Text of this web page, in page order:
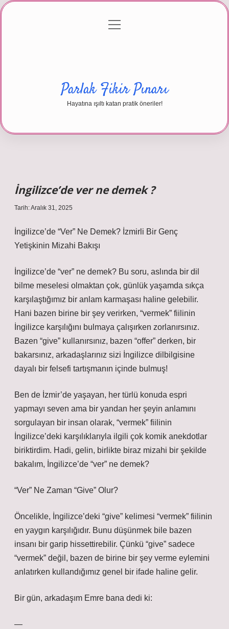
Gizlilik Politikası
menüyü
Parlak Fikir Pınarı
Hayatına ışıltı katan pratik öneriler!
İngilizce’de ver ne demek ?
Tarih: Aralık 31, 2025
İngilizce’de “Ver” Ne Demek? İzmirli Bir Genç
Yetişkinin Mizahi Bakışı
İngilizce’de “ver” ne demek? Bu soru, aslında bir dil
bilme meselesi olmaktan çok, günlük yaşamda sıkça
karşılaştığımız bir anlam karmaşası haline gelebilir.
Hani bazen birine bir şey verirken, “vermek” fiilinin
İngilizce karşılığını bulmaya çalışırken zorlanırsınız.
Bazen “give” kullanırsınız, bazen “offer” derken, bir
bakarsınız, arkadaşlarınız sizi İngilizce dilbilgisine
dayalı bir felsefi tartışmanın içinde bulmuş!
Ben de İzmir’de yaşayan, her türlü konuda espri
yapmayı seven ama bir yandan her şeyin anlamını
sorgulayan bir insan olarak, “vermek” fiilinin
İngilizce’deki karşılıklarıyla ilgili çok komik anekdotlar
biriktirdim. Hadi, gelin, birlikte biraz mizahi bir şekilde
bakalım, İngilizce’de “ver” ne demek?
“Ver” Ne Zaman “Give” Olur?
Öncelikle, İngilizce’deki “give” kelimesi “vermek” fiilinin
en yaygın karşılığıdır. Bunu düşünmek bile bazen
insanı bir garip hissettirebilir. Çünkü “give” sadece
“vermek” değil, bazen de birine bir şey verme eylemini
anlatırken kullandığımız genel bir ifade haline gelir.
Bir gün, arkadaşım Emre bana dedi ki:
—